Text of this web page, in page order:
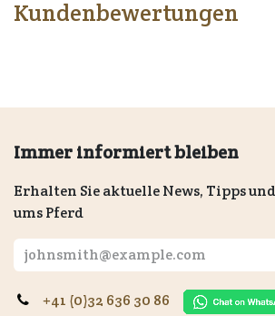
Kundenbewertungen
Immer informiert bleiben
Erhalten Sie aktuelle News, Tipps
ums Pferd
+41 (0)32 636 30 86